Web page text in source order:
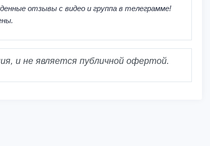
отзывы с видео и группа в телеграмме!
и не является публичной офертой.